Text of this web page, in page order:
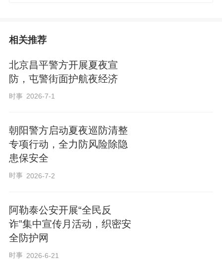
相关推荐
北京昌平警方开展夏夜宣
防，屯警街面护航夜经济
时事 2026-7-1
朝阳警方启动夏夜巡防清整
专项行动，全力防风险除隐
患保安全
时事 2026-7-2
阿勒泰公安开展“全民反
诈”集中宣传月活动，织密安
全防护网
时事 2026-6-21